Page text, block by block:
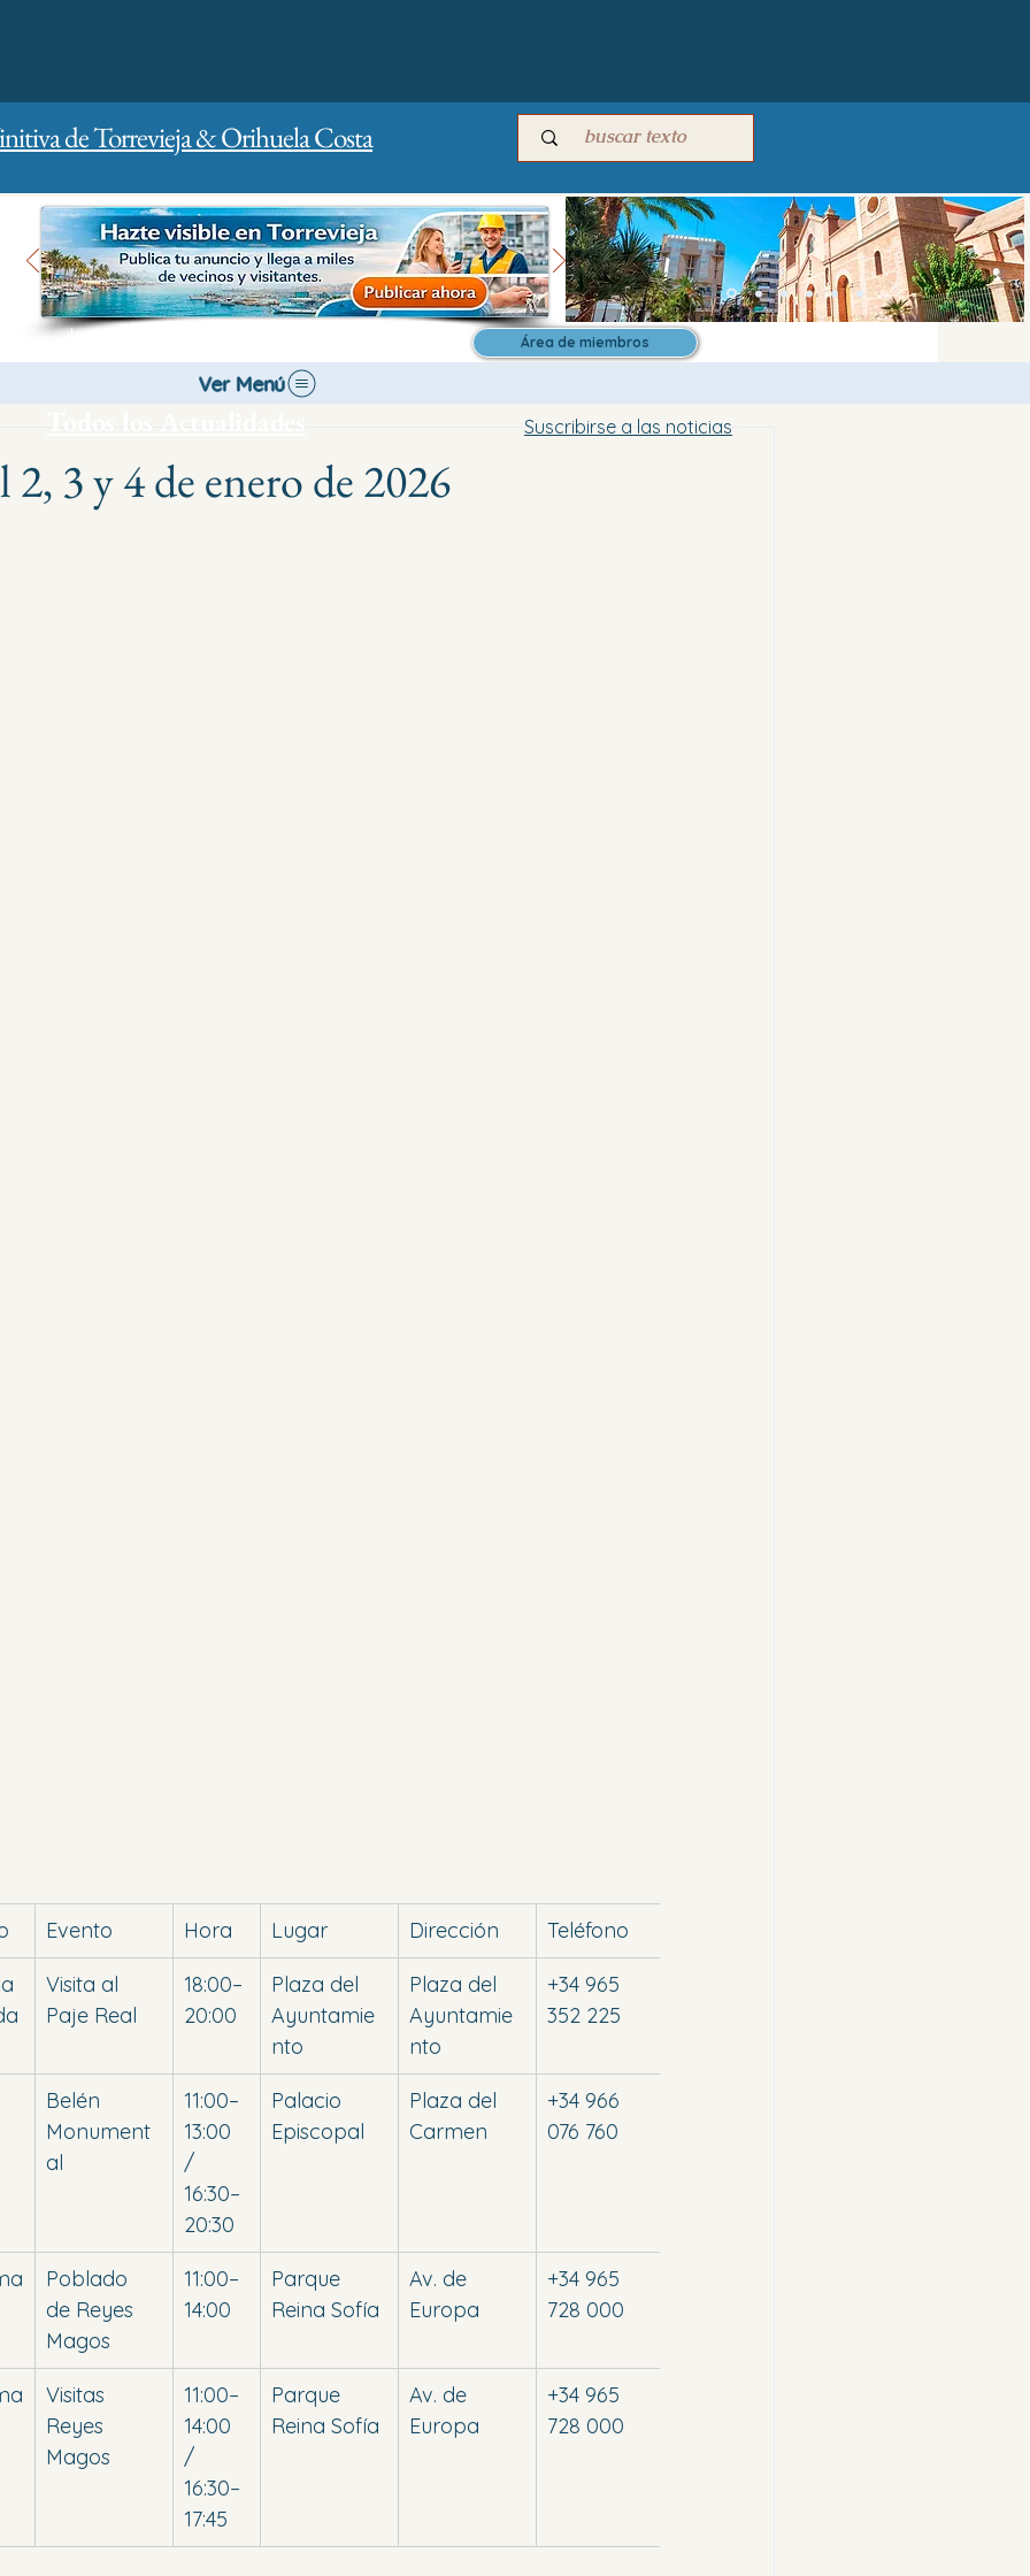
de Torrevieja & Orihuela Costa
Área de miembros
Ver Menú
2, 3 y 4 de enero de 2026
Evento Hora Lugar Dirección Teléfono
Visita al
Paje Real
18:00–
20:00
Plaza del
Ayuntamie
nto
Plaza del
Ayuntamie
nto
+34 965
352 225
Belén
Monument
al
11:00–
13:00
/
16:30–
20:30
Palacio
Episcopal
Plaza del
Carmen
+34 966
076 760
Poblado
de Reyes
Magos
11:00–
14:00
Parque
Reina Sofía
Av. de
Europa
+34 965
728 000
Visitas
Reyes
Magos
11:00–
14:00
/
16:30–
17:45
Parque
Reina Sofía
Av. de
Europa
+34 965
728 000
Todos los Actualidades Suscribirse a las noticias